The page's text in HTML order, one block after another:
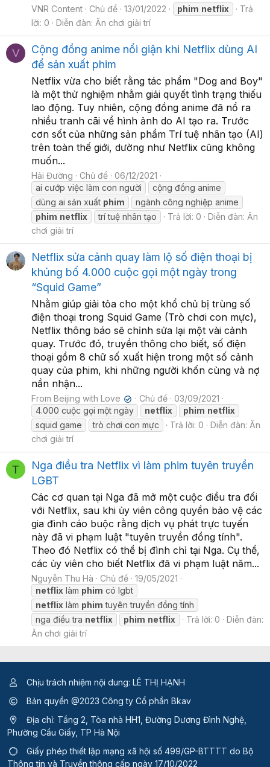
VNR Content Chủ đề 13/01/2022 phim netflix
Trả
lời: 0
Diễn đàn: Ăn chơi giải trí
V
Cộng đồng anime nổi giận khi Netflix dùng AI
để sản xuất phim
Netflix vừa cho biết rằng tác phẩm "Dog and Boy"
là một thử nghiệm nhằm giải quyết tình trạng thiếu
lao động. Tuy nhiên, cộng đồng anime đã nổ ra
nhiều tranh cãi về hình ảnh do AI tạo ra. Trước
cơn sốt của những sản phẩm Trí tuệ nhân tạo (AI)
trên toàn thế giới, dường như Netflix cũng không
muốn...
Hải Đường Chủ đề
06/12/2021
ai cướp việc làm con người
cộng đồng anime
dùng ai sản xuất phim
ngành công nghiệp anime
phim netflix trí tuệ nhân tạo Trả lời: 0 Diễn đàn: Ăn
chơi giải trí
Netflix sửa cảnh quay làm lộ số điện thoại bị
khủng bố 4.000 cuộc gọi một ngày trong
“Squid Game”
Nhằm giúp giải tỏa cho một khổ chủ bị trùng số
điện thoại trong Squid Game (Trò chơi con mực),
Netflix thông báo sẽ chỉnh sửa lại một vài cảnh
quay. Trước đó, truyền thông cho biết, số điện
thoại gồm 8 chữ số xuất hiện trong một số cảnh
quay của phim, khi những người khốn cùng và nợ
nần nhận...
From Beijing with Love ✔ Chủ đề
03/09/2021
4.000 cuộc gọi một ngày
netflix phim netflix
squid game
trò chơi con mực Trả lời: 0 Diễn đàn: Ăn
chơi giải trí
T
Nga điều tra Netflix vì làm phim tuyên truyền
LGBT
Các cơ quan tại Nga đã mở một cuộc điều tra đối
với Netflix, sau khi ủy viên công quyền bảo vệ các
gia đình cáo buộc rằng dịch vụ phát trực tuyến
này đã vi phạm luật "tuyên truyền đồng tính".
Theo đó Netflix có thể bị đình chỉ tại Nga. Cụ thể,
các ủy viên cho biết Netflix đã vi phạm luật năm...
Nguyễn Thu Hà Chủ đề
19/05/2021
netflix làm phim có lgbt
netflix làm phim tuyên truyền đồng tính
nga điều tra netflix phim netflix Trả lời: 0
Diễn đàn:
Ăn chơi giải trí
Chịu trách nhiệm nội dung: LÊ THỊ HẠNH
Bản quyền @2023 Công ty Cổ phần Bkav
Địa chỉ: Tầng 2, Tòa nhà HH1, Đường Dương Đình Nghệ,
Phường Cầu Giấy, TP Hà Nội
Giấy phép thiết lập mạng xã hội số 499/GP-BTTTT do Bộ
Thông tin và Truyền thông cấp ngày 17/10/2022